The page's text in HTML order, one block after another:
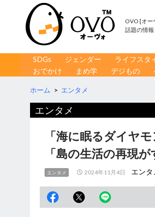
OVO [オー
話題の情
コンテンツへ移動
SDGs ジェンダー ライフスタ
おでかけ
まめ学 デジもの
ホーム > エンタメ
エンタメ
「海に眠るダイヤ
「島の生活の再現が
エンタメ 2024年11月4日 エン